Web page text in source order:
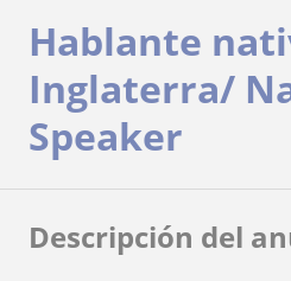
Hablante
Inglaterra/
Speaker
Descripción del